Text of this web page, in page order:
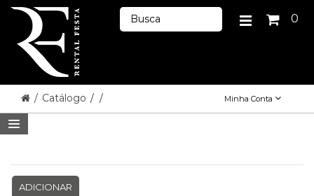
0
/ Catálogo / / Minha Conta
ADICIONAR